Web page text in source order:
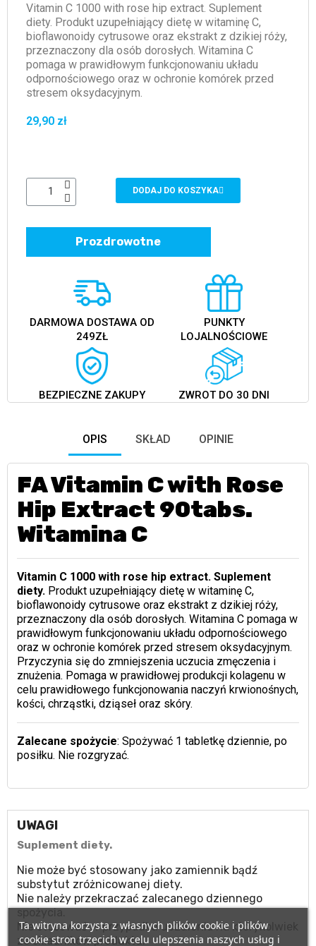
Vitamin C 1000 with rose hip extract. Suplement
diety. Produkt uzupełniający dietę w witaminę C,
bioflawonoidy cytrusowe oraz ekstrakt z dzikiej róży,
przeznaczony dla osób dorosłych. Witamina C
pomaga w prawidłowym funkcjonowaniu układu
odpornościowego oraz w ochronie komórek przed
stresem oksydacyjnym.
29,90 zł
DODAJ DO KOSZYKA
Prozdrowotne
DARMOWA DOSTAWA OD
249ZŁ
PUNKTY
LOJALNOŚCIOWE
BEZPIECZNE ZAKUPY ZWROT DO 30 DNI
OPIS SKŁAD OPINIE
FA Vitamin C with Rose
Hip Extract 90tabs.
Witamina C
Vitamin C 1000 with rose hip extract. Suplement
diety. Produkt uzupełniający dietę w witaminę C,
bioflawonoidy cytrusowe oraz ekstrakt z dzikiej róży,
przeznaczony dla osób dorosłych. Witamina C pomaga w
prawidłowym funkcjonowaniu układu odpornościowego
oraz w ochronie komórek przed stresem oksydacyjnym.
Przyczynia się do zmniejszenia uczucia zmęczenia i
znużenia. Pomaga w prawidłowej produkcji kolagenu w
celu prawidłowego funkcjonowania naczyń krwionośnych,
kości, chrząstki, dziąseł oraz skóry.
Zalecane spożycie: Spożywać 1 tabletkę dziennie, po
posiłku. Nie rozgryzać.
UWAGI
Suplement diety.
Nie może być stosowany jako zamiennik bądź
substytut zróżnicowanej diety.
Nie należy przekraczać zalecanego dziennego
Nie stosować w przypadku uczulenia na którykolwiek
ze składników produktu.
Ta witryna korzysta z własnych plików cookie i plików
cookie stron trzecich w celu ulepszenia naszych usług i